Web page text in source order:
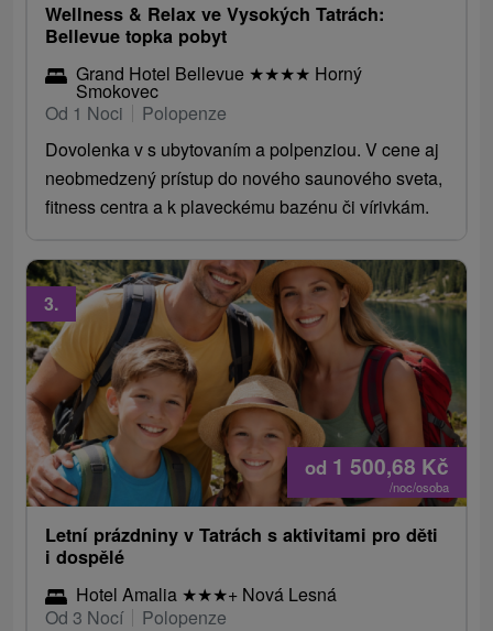
Wellness & Relax ve Vysokých Tatrách:
Bellevue topka pobyt
Grand Hotel Bellevue ★★★★ Horný
Smokovec
Od 1 Noci
Polopenze
Dovolenka v s ubytovaním a polpenziou. V cene aj
neobmedzený prístup do nového saunového sveta,
fitness centra a k plaveckému bazénu či vírivkám.
od 1 500,68 Kč
/noc/osoba
3.
Letní prázdniny v Tatrách s aktivitami pro děti
i dospělé
Hotel Amalia ★★★+ Nová Lesná
Od 3 Nocí
Polopenze